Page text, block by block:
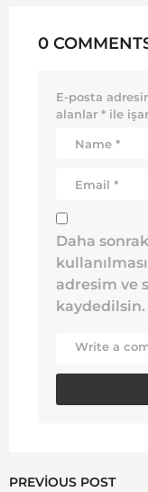
0
E-posta
alanlar * ile
Daha
adresim ve
kaydedilsin.
PREVIOUS POST